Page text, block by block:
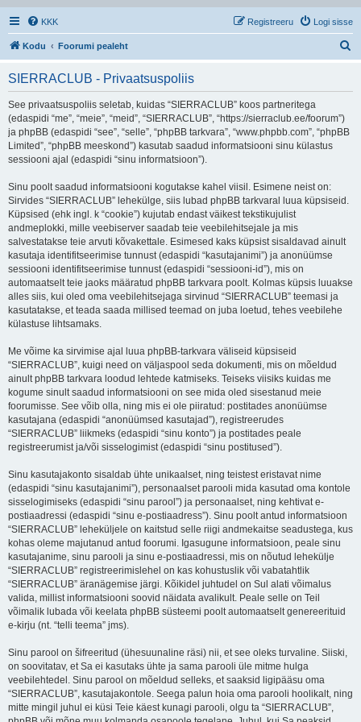
KKK Logi sisse
Registreeru
Kodu Foorumi pealeht
SIERRACLUB - Privaatsuspoliis
See privaatsuspoliis seletab, kuidas “SIERRACLUB” koos partneritega
(edaspidi “me”, “meie”, “meid”, “SIERRACLUB”, “https://sierraclub.ee/foorum”)
ja phpBB (edaspidi “see”, “selle”, “phpBB tarkvara”, “www.phpbb.com”, “phpBB
Limited”, “phpBB meeskond”) kasutab saadud informatsiooni sinu külastus
sessiooni ajal (edaspidi “sinu informatsioon”).
Sinu poolt saadud informatsiooni kogutakse kahel viisil. Esimene neist on:
Sirvides “SIERRACLUB” lehekülge, siis lubad phpBB tarkvaral luua küpsiseid.
Küpsised (ehk ingl. k “cookie”) kujutab endast väikest tekstikujulist
andmeplokki, mille veebiserver saadab teie veebilehitsejale ja mis
salvestatakse teie arvuti kõvakettale. Esimesed kaks küpsist sisaldavad ainult
kasutaja identifitseerimise tunnust (edaspidi “kasutajanimi”) ja anonüümse
sessiooni identifitseerimise tunnust (edaspidi “sessiooni-id”), mis on
automaatselt teie jaoks määratud phpBB tarkvara poolt. Kolmas küpsis luuakse
alles siis, kui oled oma veebilehitsejaga sirvinud “SIERRACLUB” teemasi ja
kasutatakse, et teada saada millised teemad on juba loetud, tehes veebilehe
külastuse lihtsamaks.
Me võime ka sirvimise ajal luua phpBB-tarkvara väliseid küpsiseid
“SIERRACLUB”, kuigi need on väljaspool seda dokumenti, mis on mõeldud
ainult phpBB tarkvara loodud lehtede katmiseks. Teiseks viisiks kuidas me
kogume sinult saadud informatsiooni on see mida oled sisestanud meie
foorumisse. See võib olla, ning mis ei ole piiratud: postitades anonüümse
kasutajana (edaspidi “anonüümsed kasutajad”), registreerudes
“SIERRACLUB” liikmeks (edaspidi “sinu konto”) ja postitades peale
registreerumist ja/või sisselogimist (edaspidi “sinu postitused”).
Sinu kasutajakonto sisaldab ühte unikaalset, ning teistest eristavat nime
(edaspidi “sinu kasutajanimi”), personaalset parooli mida kasutad oma kontole
sisselogimiseks (edaspidi “sinu parool”) ja personaalset, ning kehtivat e-
postiaadressi (edaspidi “sinu e-postiaadress”). Sinu poolt antud informatsioon
“SIERRACLUB” leheküljele on kaitstud selle riigi andmekaitse seadustega, kus
kohas oleme majutanud antud foorumi. Igasugune informatsioon, peale sinu
kasutajanime, sinu parooli ja sinu e-postiaadressi, mis on nõutud lehekülje
“SIERRACLUB” registreerimislehel on kas kohustuslik või vabatahtlik
“SIERRACLUB” äranägemise järgi. Kõikidel juhtudel on Sul alati võimalus
valida, millist informatsiooni soovid näidata avalikult. Peale selle on Teil
võimalik lubada või keelata phpBB süsteemi poolt automaatselt genereerituid
e-kirju (nt. “telli teema” jms).
Sinu parool on šifreeritud (ühesuunaline räsi) nii, et see oleks turvaline. Siiski,
on soovitatav, et Sa ei kasutaks ühte ja sama parooli üle mitme hulga
veebilehtedel. Sinu parool on mõeldud selleks, et saaksid ligipääsu oma
“SIERRACLUB”, kasutajakontole. Seega palun hoia oma parooli hoolikalt, ning
mitte mingil juhul ei küsi Teie käest kunagi parooli, olgu ta “SIERRACLUB”,